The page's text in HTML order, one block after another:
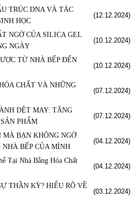
TRÚC DNA VÀ TÁC
HỌC
(12.12.2024)
NGỜ CỦA SILICA GEL
NGÀY
(10.12.2024)
TỪ NHÀ BẾP ĐẾN
(10.12.2024)
CHẤT VÀ NHỮNG
(07.12.2024)
DỆT MAY: TĂNG
PHẨM
(07.12.2024)
MÀ BẠN KHÔNG NGỜ
BẾP CỦA MÌNH
(04.12.2024)
Tại Nhà Bằng Hóa Chất
(04.12.2024)
THẦN KỲ? HIỂU RÕ VỀ
(03.12.2024)